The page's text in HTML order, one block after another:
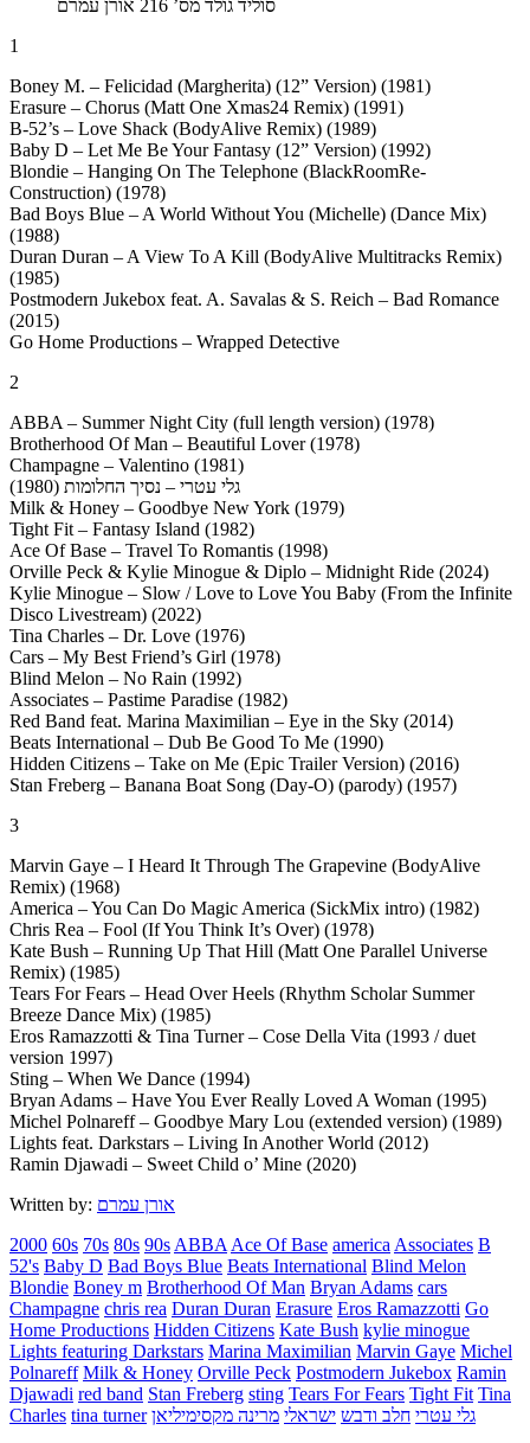
סוליד גולד מס’ 216
אורן עמרם
1
Boney M. – Felicidad (Margherita) (12” Version) (1981)
Erasure – Chorus (Matt One Xmas24 Remix) (1991)
B-52’s – Love Shack (BodyAlive Remix) (1989)
Baby D – Let Me Be Your Fantasy (12” Version) (1992)
Blondie – Hanging On The Telephone (BlackRoomRe-
Construction) (1978)
Bad Boys Blue – A World Without You (Michelle) (Dance Mix)
(1988)
Duran Duran – A View To A Kill (BodyAlive Multitracks Remix)
(1985)
Postmodern Jukebox feat. A. Savalas & S. Reich – Bad Romance
(2015)
Go Home Productions – Wrapped Detective
2
ABBA – Summer Night City (full length version) (1978)
Brotherhood Of Man – Beautiful Lover (1978)
Champagne – Valentino (1981)
גלי עטרי – נסיך החלומות (1980)
Milk & Honey – Goodbye New York (1979)
Tight Fit – Fantasy Island (1982)
Ace Of Base – Travel To Romantis (1998)
Orville Peck & Kylie Minogue & Diplo – Midnight Ride (2024)
Kylie Minogue – Slow / Love to Love You Baby (From the Infinite
Disco Livestream) (2022)
Tina Charles – Dr. Love (1976)
Cars – My Best Friend’s Girl (1978)
Blind Melon – No Rain (1992)
Associates – Pastime Paradise (1982)
Red Band feat. Marina Maximilian – Eye in the Sky (2014)
Beats International – Dub Be Good To Me (1990)
Hidden Citizens – Take on Me (Epic Trailer Version) (2016)
Stan Freberg – Banana Boat Song (Day-O) (parody) (1957)
3
Marvin Gaye – I Heard It Through The Grapevine (BodyAlive
Remix) (1968)
America – You Can Do Magic America (SickMix intro) (1982)
Chris Rea – Fool (If You Think It’s Over) (1978)
Kate Bush – Running Up That Hill (Matt One Parallel Universe
Remix) (1985)
Tears For Fears – Head Over Heels (Rhythm Scholar Summer
Breeze Dance Mix) (1985)
Eros Ramazzotti & Tina Turner – Cose Della Vita (1993 / duet
version 1997)
Sting – When We Dance (1994)
Bryan Adams – Have You Ever Really Loved A Woman (1995)
Michel Polnareff – Goodbye Mary Lou (extended version) (1989)
Lights feat. Darkstars – Living In Another World (2012)
Ramin Djawadi – Sweet Child o’ Mine (2020)
Written by: אורן עמרם
2000 60s 70s 80s 90s ABBA Ace Of Base america Associates B
52's Baby D Bad Boys Blue Beats International Blind Melon
Blondie Boney m Brotherhood Of Man Bryan Adams cars
Champagne chris rea Duran Duran Erasure Eros Ramazzotti Go
Home Productions Hidden Citizens Kate Bush kylie minogue
Lights featuring Darkstars Marina Maximilian Marvin Gaye Michel
Polnareff Milk & Honey Orville Peck Postmodern Jukebox Ramin
Djawadi red band Stan Freberg sting Tears For Fears Tight Fit Tina
Charles tina turner גלי עטרי חלב ודבש ישראלי מרינה מקסימיליאן